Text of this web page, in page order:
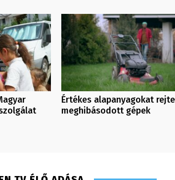
Értékes alapanyagokat
meghibásodott gépek